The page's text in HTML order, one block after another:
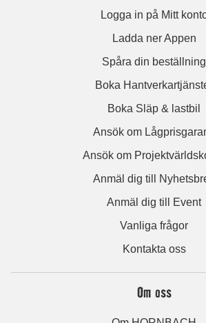
Logga in på Mitt
Ladda ner Appen
Spåra din beställning
Boka
Boka Släp & lastbil
Ansök om
Ansök om
Anmäl dig till
Anmäl dig till Event
Vanliga frågor
Kontakta oss
Om oss